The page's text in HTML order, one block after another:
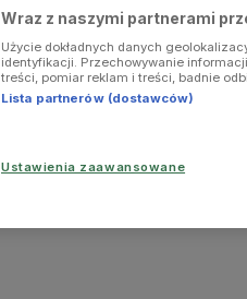
Wraz z naszymi partnerami
Użycie dokładnych danych
identyfikacji. Przechowywanie
treści, pomiar reklam i treści, badnie
Lista partnerów (dostawców)
Ustawienia zaawansowane